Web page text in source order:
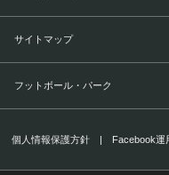
サイトマップ
フットボール・パーク
個人情報保護方針 | Facebook運